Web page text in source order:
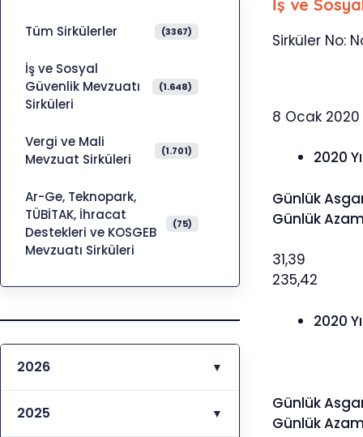
İş ve
Sirküler No:
8 Ocak 2020
2020
Günlük
Günlük
31,39
235,42
2020
Günlük
Günlük
Tüm Sirkülerler (3367)
İş ve Sosyal
Güvenlik Mevzuatı
Sirküleri
(1.648)
Vergi ve Mali
Mevzuat Sirküleri
(1.701)
Ar-Ge, Teknopark,
TÜBİTAK, İhracat
Destekleri ve KOSGEB
Mevzuatı Sirküleri
(75)
2026 ▼
2025 ▼